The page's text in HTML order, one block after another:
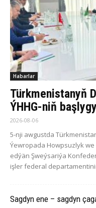
Habarlar
Türkmenistanyň
ÝHHG-niň
2026-08-06
5-nji awgustda
Ýewropada Howpsuzlyk
edýän Şweýsariýa
işler federal
Sagdyn ene – sagdyn